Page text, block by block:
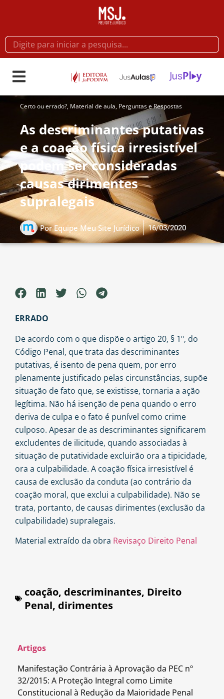
Certo ou errado?, Material de aula, Perguntas e Respostas
As descriminantes putativas
e a coação física irresistível
podem ser consideradas
causas dirimentes
supralegais
PorEquipe Meu Site Jurídico 16/03/2020
ERRADO
De acordo com o que dispõe o artigo 20, § 1º, do
Código Penal, que trata das descriminantes
putativas, é isento de pena quem, por erro
plenamente justificado pelas circunstâncias, supõe
situação de fato que, se existisse, tornaria a ação
legítima. Não há isenção de pena quando o erro
deriva de culpa e o fato é punível como crime
culposo. Apesar de as descriminantes significarem
excludentes de ilicitude, quando associadas à
situação de putatividade excluirão ora a tipicidade,
ora a culpabilidade. A coação física irresistível é
causa de exclusão da conduta (ao contrário da
coação moral, que exclui a culpabilidade). Não se
trata, portanto, de causas dirimentes (exclusão da
culpabilidade) supralegais.
Material extraído da obra Revisaço Direito Penal
coação, descriminantes, Direito
Penal, dirimentes
Artigos
Manifestação Contrária à Aprovação da PEC nº
32/2015: A Proteção Integral como Limite
Constitucional à Redução da Maioridade Penal